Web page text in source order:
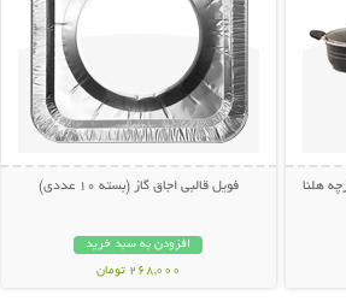
فویل قالبی اجاق گاز (بسته 10 عددی)
افزودن به سبد خرید
268,000 تومان